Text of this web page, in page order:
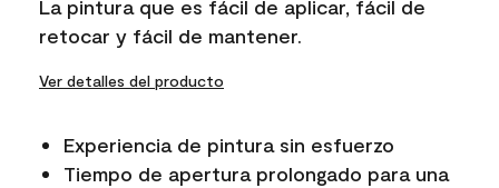
link.
La pintura que es fácil de aplicar, fácil de
retocar y fácil de mantener.
Ver detalles del producto
Experiencia de pintura sin esfuerzo
Tiempo de apertura prolongado para una